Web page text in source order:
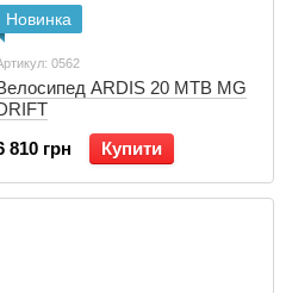
Новинка
0562
ARDIS 20 MTB MG
810 грн
Купити